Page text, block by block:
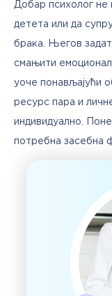
Добар психолог
детета или да
брака. Његов
смањити
уоче понављајући
ресурс пара и
индивидуално.
потребна засебна